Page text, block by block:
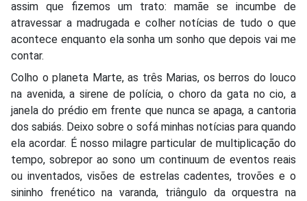
assim que fizemos um trato: mamãe se incumbe de
atravessar a madrugada e colher notícias de tudo o que
acontece enquanto ela sonha um sonho que depois vai me
contar.
Colho o planeta Marte, as três Marias, os berros do louco
na avenida, a sirene de polícia, o choro da gata no cio, a
janela do prédio em frente que nunca se apaga, a cantoria
dos sabiás. Deixo sobre o sofá minhas notícias para quando
ela acordar. É nosso milagre particular de multiplicação do
tempo, sobrepor ao sono um continuum de eventos reais
ou inventados, visões de estrelas cadentes, trovões e o
sininho frenético na varanda, triângulo da orquestra na